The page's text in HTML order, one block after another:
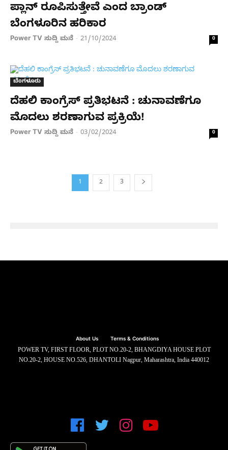
ಪ್ಲಾನ್ ರೂಪಿಸುತ್ತೇವೆ ಎಂದ ಬ್ರಾಂಡ್
ಬೆಂಗಳೂರಿನ ಹರಿಕಾರ
Power TV ಸುದ್ದಿ ಮನೆ - 21/10/2024 0
ಬೆಂಗಳೂರು
ದೆಹಲಿ ಕಾಂಗ್ರೆಸ್​ ಪ್ರತಿಭಟನೆ : ಚುನಾವಣೆಗೂ
ಮೊದಲು ಶರಣಾಗುವ ಪ್ರಕ್ರಿಯೆ!
Power TV ಸುದ್ದಿ ಮನೆ - 03/02/2024 0
1 2 3
About Us Terms & Conditions
POWER TV, FIRST FLOOR, PLOT NO.20-2, BHANGDIYA HOUSE PLOT
NO.20-2, HOUSE NO.526, DHANTOLI Nagpur, Maharashtra, India 440012